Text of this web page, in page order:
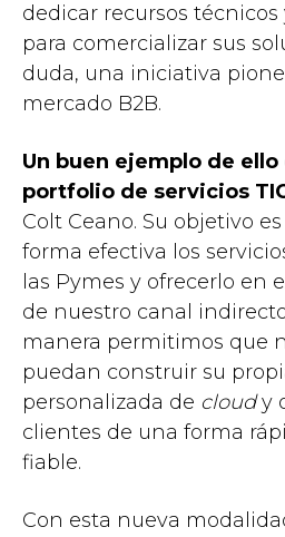
dedicar recursos técnicos
para comercializar sus
duda, una iniciativa
mercado B2B.
Un buen ejemplo de
portfolio de servicios
Colt Ceano. Su objetivo
forma efectiva los
las Pymes y ofrecerlo en
de nuestro canal
manera permitimos que
puedan construir su
personalizada de cloudy
clientes de una forma
fiable.
Con esta nueva